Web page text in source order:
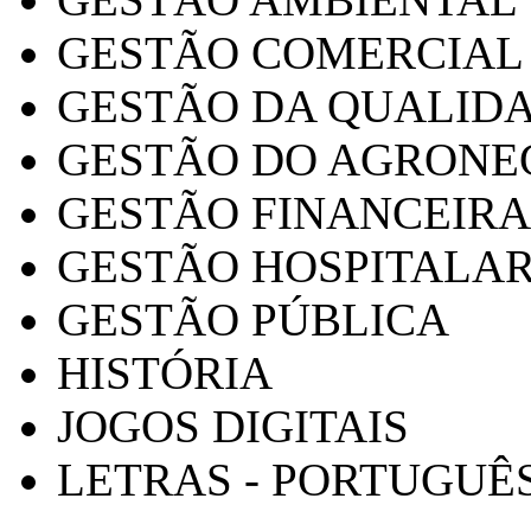
GESTÃO COMERCIAL
GESTÃO DA
GESTÃO DO
GESTÃO FINANCEIRA
GESTÃO
GESTÃO PÚBLICA
HISTÓRIA
JOGOS DIGITAIS
LETRAS -